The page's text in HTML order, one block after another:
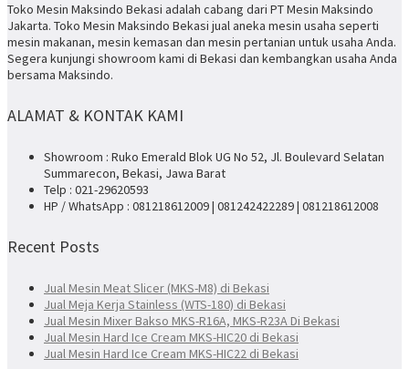
Toko Mesin Maksindo Bekasi adalah cabang dari PT Mesin Maksindo
Jakarta. Toko Mesin Maksindo Bekasi jual aneka mesin usaha seperti
mesin makanan, mesin kemasan dan mesin pertanian untuk usaha Anda.
Segera kunjungi showroom kami di Bekasi dan kembangkan usaha Anda
bersama Maksindo.
ALAMAT & KONTAK KAMI
Showroom : Ruko Emerald Blok UG No 52, Jl. Boulevard Selatan
Summarecon, Bekasi, Jawa Barat
Telp : 021-29620593
HP / WhatsApp : 081218612009 | 081242422289 | 081218612008
Recent Posts
Jual Mesin Meat Slicer (MKS-M8) di Bekasi
Jual Meja Kerja Stainless (WTS-180) di Bekasi
Jual Mesin Mixer Bakso MKS-R16A, MKS-R23A Di Bekasi
Jual Mesin Hard Ice Cream MKS-HIC20 di Bekasi
Jual Mesin Hard Ice Cream MKS-HIC22 di Bekasi